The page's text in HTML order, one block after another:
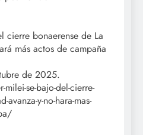
cierre bonaerense de La
más actos de campaña
de 2025.
se-bajo-del-cierre-
avanza-y-no-hara-mas-